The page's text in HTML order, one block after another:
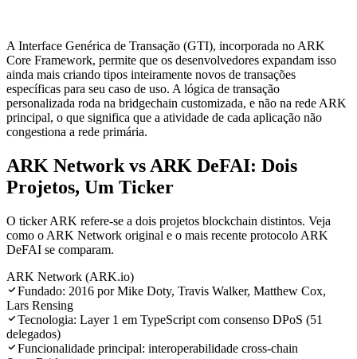
A Interface Genérica de Transação (GTI), incorporada no ARK
Core Framework, permite que os desenvolvedores expandam isso
ainda mais criando tipos inteiramente novos de transações
específicas para seu caso de uso. A lógica de transação
personalizada roda na bridgechain customizada, e não na rede ARK
principal, o que significa que a atividade de cada aplicação não
congestiona a rede primária.
ARK Network vs ARK DeFAI: Dois
Projetos, Um Ticker
O ticker ARK refere-se a dois projetos blockchain distintos. Veja
como o ARK Network original e o mais recente protocolo ARK
DeFAI se comparam.
ARK Network (ARK.io)
Fundado: 2016 por Mike Doty, Travis Walker, Matthew Cox,
Lars Rensing
Tecnologia: Layer 1 em TypeScript com consenso DPoS (51
delegados)
Funcionalidade principal: interoperabilidade cross-chain